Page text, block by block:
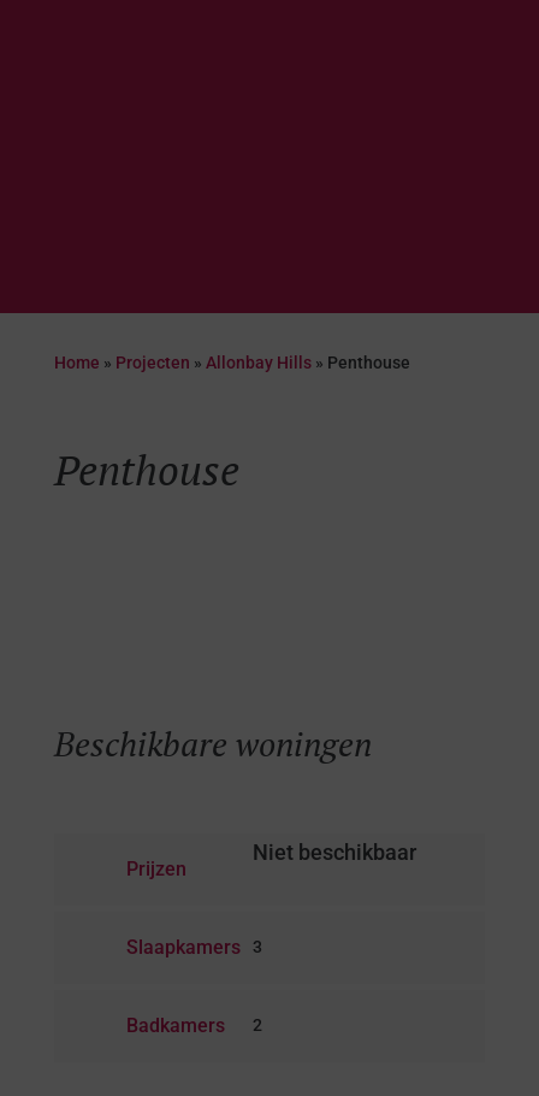
Home » Projecten » Allonbay Hills» Penthouse
Penthouse
Beschikbare woningen
Prijzen
Niet beschikbaar
Slaapkamers 3
Badkamers 2